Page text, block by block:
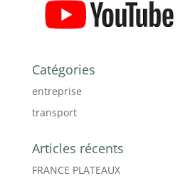
Catégories
entreprise
transport
Articles récents
FRANCE PLATEAUX